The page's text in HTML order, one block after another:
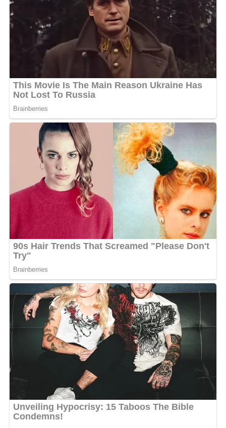
Cette quatrième édition du Camp de danse ACO4
promet d’être un événement inoubliable pour les
amateurs de danse à Libreville. Avec 12 styles de danse
enseignés par des experts et des battles de feu, les
participants pourront améliorer leurs compétences et
se divertir dans une ambiance électrique. Les soirées
cinéma et les prestations artistiques ajoutent une
touche de créativité à cet événement qui s’annonce
d’août au Gabon.
MOTS-CLÉS :